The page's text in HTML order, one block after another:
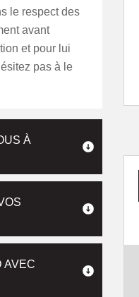
le respect des
avant
et pour lui
pas à le
À
AVEC